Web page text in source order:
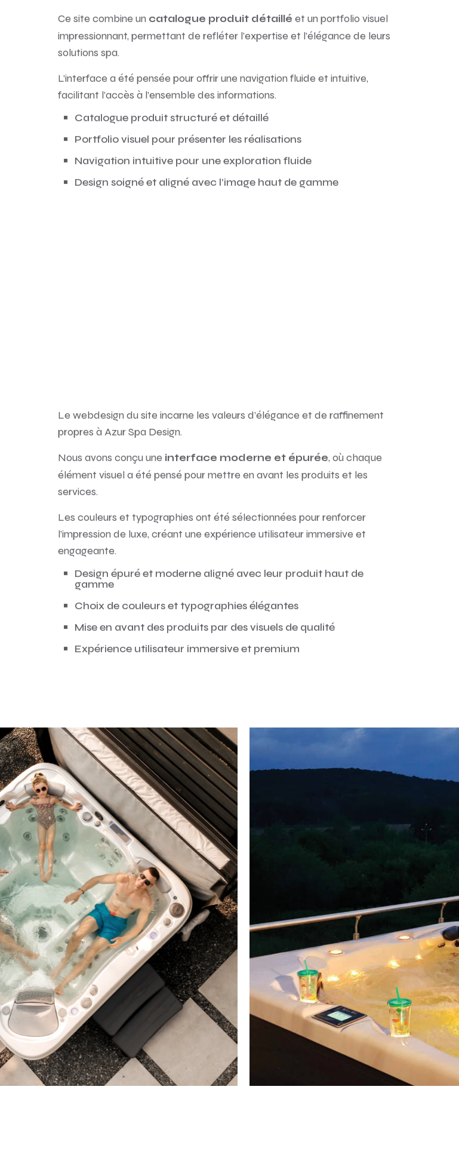
Ce site combine un catalogue produit détaillé et un portfolio visuel
impressionnant, permettant de refléter l’expertise et l’élégance de leurs
solutions spa.
L’interface a été pensée pour offrir une navigation fluide et intuitive,
facilitant l’accès à l’ensemble des informations.
Catalogue produit structuré et détaillé
Portfolio visuel pour présenter les réalisations
Navigation intuitive pour une exploration fluide
Design soigné et aligné avec l’image haut de gamme
Le webdesign du site incarne les valeurs d’élégance et de raffinement
propres à Azur Spa Design.
Nous avons conçu une interface moderne et épurée, où chaque
élément visuel a été pensé pour mettre en avant les produits et les
services.
Les couleurs et typographies ont été sélectionnées pour renforcer
l’impression de luxe, créant une expérience utilisateur immersive et
engageante.
Design épuré et moderne aligné avec leur produit haut de
gamme
Choix de couleurs et typographies élégantes
Mise en avant des produits par des visuels de qualité
Expérience utilisateur immersive et premium